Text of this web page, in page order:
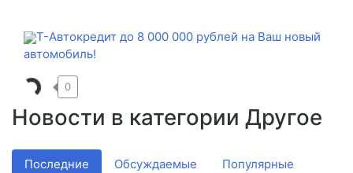
Т-Автокредит до 8 000 000 рублей на Ваш новый
автомобиль!
Новости в категории Другое
0
Последние Обсуждаемые Популярные